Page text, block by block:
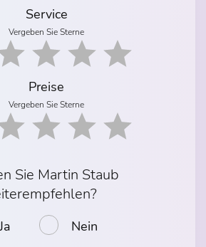
Service
Vergeben Sie Sterne
Preise
Vergeben Sie Sterne
Sie Martin Staub
Nein